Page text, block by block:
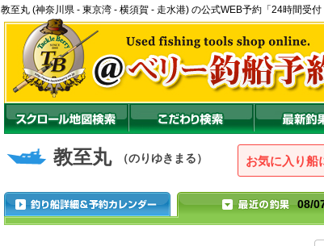
教至丸 (神奈川県 - 東京湾 - 横須賀 - 走水港) の公式WEB予約「24時間受付
教至丸 （のりゆきまる） お気に入り船
08/